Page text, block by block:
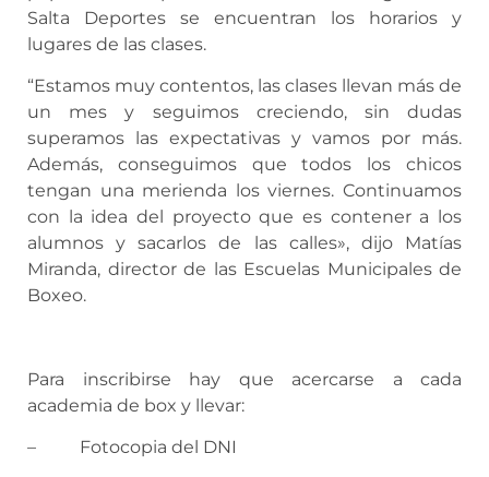
Salta Deportes se encuentran los horarios y
lugares de las clases.
“Estamos muy contentos, las clases llevan más de
un mes y seguimos creciendo, sin dudas
superamos las expectativas y vamos por más.
Además, conseguimos que todos los chicos
tengan una merienda los viernes. Continuamos
con la idea del proyecto que es contener a los
alumnos y sacarlos de las calles», dijo Matías
Miranda, director de las Escuelas Municipales de
Boxeo.
Para inscribirse hay que acercarse a cada
academia de box y llevar:
– Fotocopia del DNI